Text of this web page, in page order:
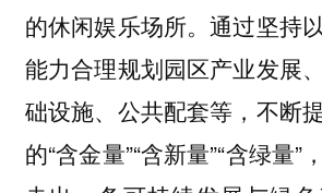
的休闲娱乐场所。通过坚持
能力合理规划园区产业发展
础设施、公共配套等，不断
的“含金量”“含新量”“含绿量”